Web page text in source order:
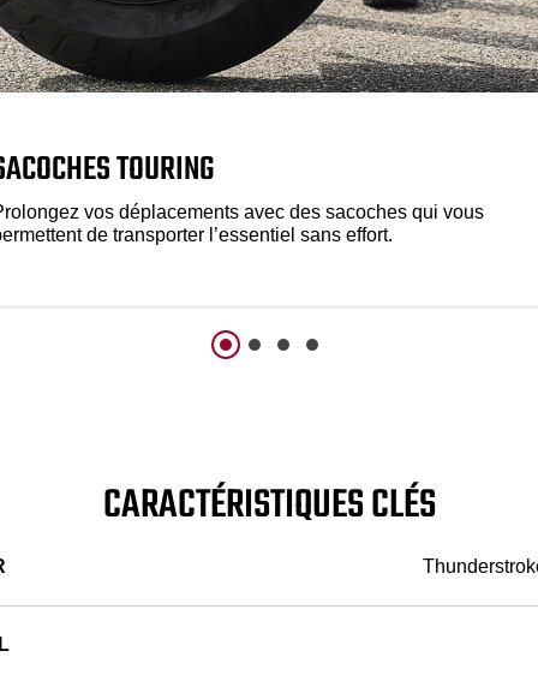
TOURING
vos déplacements avec des sacoches qui vous
de transporter l’essentiel sans effort.
CARACTÉRISTIQUES CLÉS